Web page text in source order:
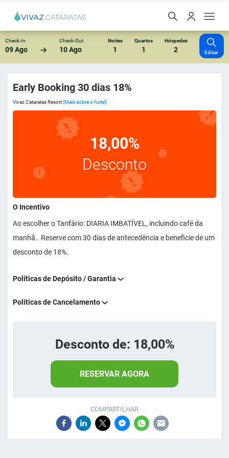
Check-In
09 Ago
Check-Out
10 Ago
Noites
1
Quartos
1
Hóspedes
2 Editar
Early Booking 30 dias 18%
Vivaz Cataratas Resort(Mais sobre o hotel)
18,00%
Desconto
O Incentivo
Ao escolher o Tarifário: DIARIA IMBATÍVEL, incluindo café da
manhã.. Reserve com 30 dias de antecedência e beneficie de um
desconto de 18%.
Políticas de Depósito / Garantia
Políticas de Cancelamento
Desconto de: 18,00%
RESERVAR AGORA
COMPARTILHAR